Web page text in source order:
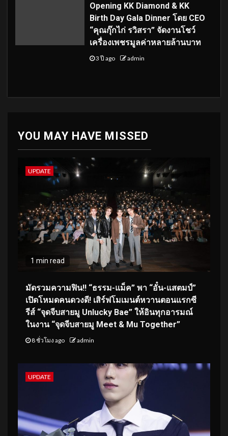
Opening KK Diamond & KK
Birth Day Gala Dinner โดย CEO
“คุณกุ๊กไก่ รวิสรา” จัดงานโชว์
เครื่องเพชรมูลค่าหลายล้านบาท
3 ปี ago admin
YOU MAY HAVE MISSED
UPDATE
1 min read
มัดรวมความฟิน!! “ธรรม-แม็ค” พา “อั๋น-แสตมป์”
เปิดโหมดคนดวงดี! เสิร์ฟโมเมนต์หวานตอนแรกซี
รีส์ “จุดจีบสายมู Unlucky Bae” ให้อินทุกอารมณ์
ในงาน “จุดจีบสายมู Meet & Mu Together”
8 ชั่วโมง ago admin
UPDATE